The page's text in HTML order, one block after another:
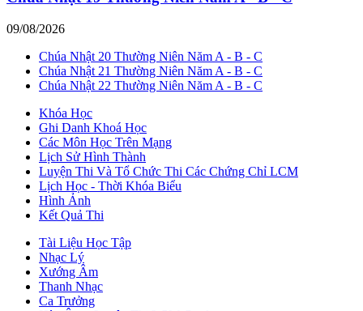
09/08/2026
Chúa Nhật 20 Thường Niên Năm A - B - C
Chúa Nhật 21 Thường Niên Năm A - B - C
Chúa Nhật 22 Thường Niên Năm A - B - C
Khóa Học
Ghi Danh Khoá Học
Các Môn Học Trên Mạng
Lịch Sử Hình Thành
Luyện Thi Và Tổ Chức Thi Các Chứng Chỉ LCM
Lịch Học - Thời Khóa Biểu
Hình Ảnh
Kết Quả Thi
Tài Liệu Học Tập
Nhạc Lý
Xướng Âm
Thanh Nhạc
Ca Trưởng